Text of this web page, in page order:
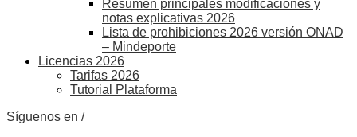
Resumen principales modificaciones y
notas explicativas 2026
Lista de prohibiciones 2026 versión ONAD
– Mindeporte
Licencias 2026
Tarifas 2026
Tutorial Plataforma
Síguenos en /